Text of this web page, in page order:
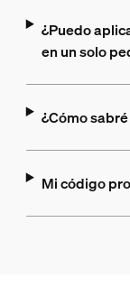
¿Puedo
en un solo
¿Cómo
Mi código